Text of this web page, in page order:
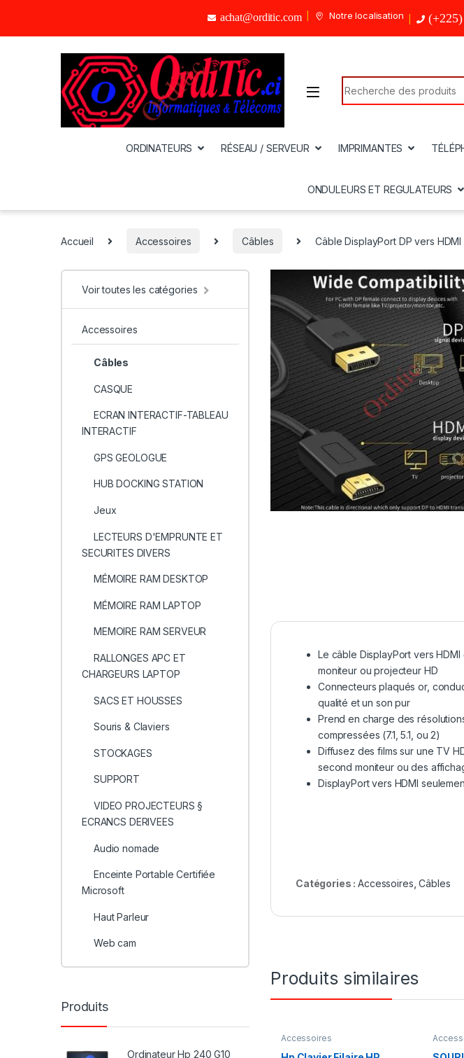
achat@orditic.com Notre localisation
Search for:
ORDINATEURS RÉSEAU / SERVEUR IMPRIMANTES
ONDULEURS ET REGULATEURS
Accueil Accessoires Câbles Câble DisplayPort DP vers
Le câble DisplayPort vers
moniteur ou projecteur HD
Connecteurs plaqués or,
qualité et un son pur
Prend en charge des
compressées (7.1, 5.1, ou 2)
Diffusez des films sur une TV
second moniteur ou des
DisplayPort vers HDMI
Catégories :Accessoires ,Câbles
Produits similaires
Accessoires
Voir toutes les catégories
Accessoires
Câbles
CASQUE
ECRAN INTERACTIF-TABLEAU
INTERACTIF
GPS GEOLOGUE
HUB DOCKING STATION
Jeux
LECTEURS D'EMPRUNTE ET
SECURITES DIVERS
MÉMOIRE RAM DESKTOP
MÉMOIRE RAM LAPTOP
MEMOIRE RAM SERVEUR
RALLONGES APC ET
CHARGEURS LAPTOP
SACS ET HOUSSES
Souris & Claviers
STOCKAGES
SUPPORT
VIDEO PROJECTEURS §
ECRANCS DERIVEES
Audio nomade
Enceinte Portable Certifiée
Microsoft
Haut Parleur
Web cam
Produits
Ordinateur Hp 240 G10